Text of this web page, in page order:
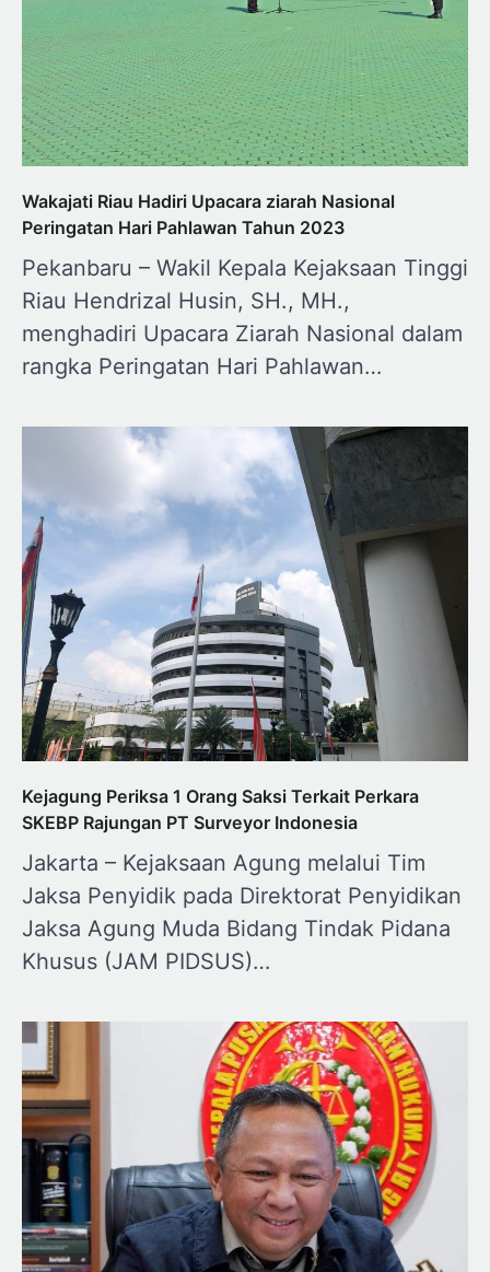
Wakajati Riau Hadiri Upacara ziarah Nasional
Peringatan Hari Pahlawan Tahun 2023
Pekanbaru – Wakil Kepala Kejaksaan Tinggi
Riau Hendrizal Husin, SH., MH.,
menghadiri Upacara Ziarah Nasional dalam
rangka Peringatan Hari Pahlawan…
Kejagung Periksa 1 Orang Saksi Terkait Perkara
SKEBP Rajungan PT Surveyor Indonesia
Jakarta – Kejaksaan Agung melalui Tim
Jaksa Penyidik pada Direktorat Penyidikan
Jaksa Agung Muda Bidang Tindak Pidana
Khusus (JAM PIDSUS)…